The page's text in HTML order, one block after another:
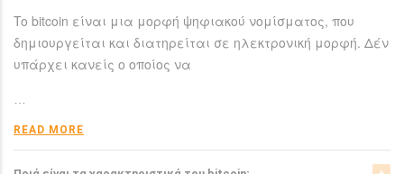
To bitcoin είναι μια μορφή ψηφιακού νομίσματος, που
δημιουργείται και διατηρείται σε ηλεκτρονική μορφή. Δέν
υπάρχει κανείς ο οποίος να
…
READ MORE